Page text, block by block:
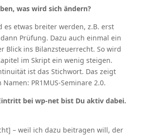
was wird sich ändern?
etwas breiter werden, z.B. erst
Prüfung. Dazu auch einmal ein
Blick ins Bilanzsteuerrecht. So wird
im Skript ein wenig steigen.
ist das Stichwort. Das zeigt
PR1MUS-Seminare 2.0.
bei wp-net bist Du aktiv dabei.
– weil ich dazu beitragen will, der